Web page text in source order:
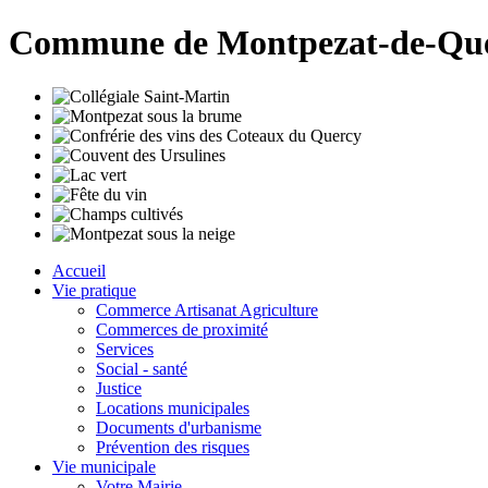
Commune de Montpezat-de-
Accueil
Vie pratique
Commerce Artisanat Agriculture
Commerces de proximité
Services
Social - santé
Justice
Locations municipales
Documents d'urbanisme
Prévention des risques
Vie municipale